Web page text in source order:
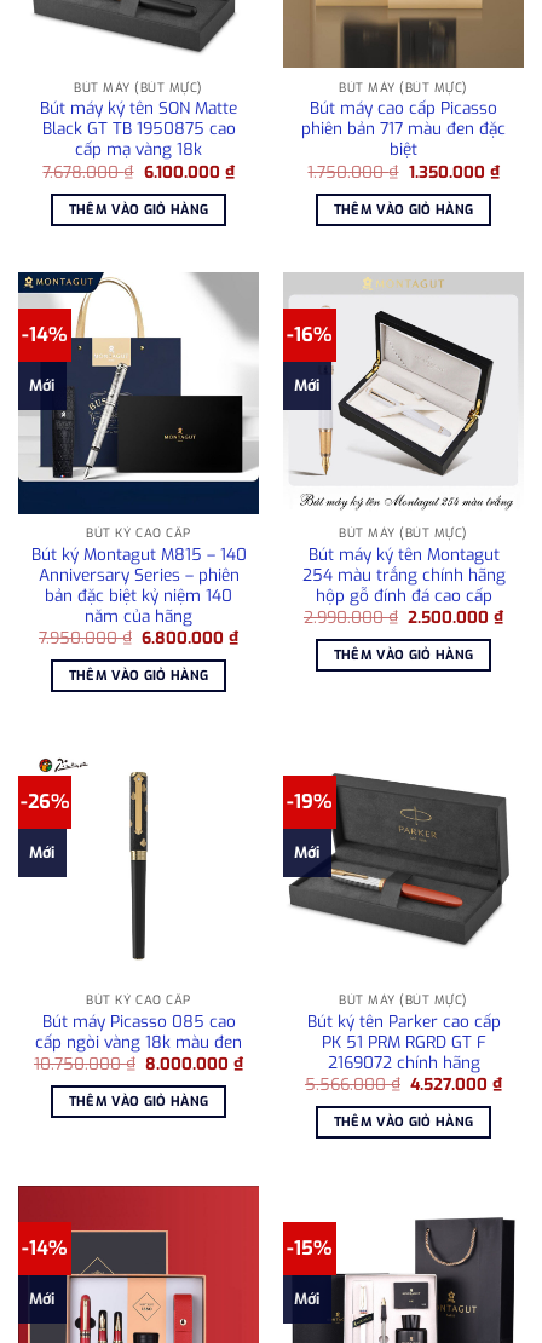
BÚT MÁY (BÚT MỰC)
Bút máy ký tên SON Matte
Black GT TB 1950875 cao
cấp mạ vàng 18k
7.678.000₫ Giá
là:
7.678.000 ₫.
6.100.000 ₫Giá
hiện
6.100.000 ₫.
THÊM VÀO GIỎ HÀNG
BÚT MÁY (BÚT MỰC)
Bút máy cao cấp Picasso
phiên bản 717 màu đen đặc
biệt
1.750.000₫ Giá
là:
1.750.000 ₫.
1.350.000 ₫Giá
hiện
THÊM VÀO GIỎ HÀNG
-14%
Mới
BÚT KÝ CAO CẤP
Bút ký Montagut M815 – 140
Anniversary Series – phiên
bản đặc biệt kỷ niệm 140
năm của hãng
7.950.000₫ Giá
là:
7.950.000 ₫.
6.800.000₫Giá
THÊM VÀO GIỎ HÀNG
-16%
Mới
BÚT MÁY (BÚT MỰC)
Bút máy ký tên Montagut
254 màu trắng chính hãng
hộp gỗ đính đá cao cấp
2.990.000₫ Giá
là:
2.990.000 ₫.
2.500.000₫Giá
THÊM VÀO GIỎ HÀNG
-26%
Mới
BÚT KÝ CAO CẤP
Bút máy Picasso 085 cao
cấp ngòi vàng 18k màu đen
10.750.000₫ Giá
là:
10.750.000 ₫.
8.000.000₫Giá
hiện
8.000.000 ₫.
THÊM VÀO GIỎ HÀNG
-19%
Mới
BÚT MÁY (BÚT MỰC)
Bút ký tên Parker cao cấp
PK 51 PRM RGRD GT F
2169072 chính hãng
5.566.000₫ Giá
là:
5.566.000 ₫.
4.527.000₫Giá
hiện
THÊM VÀO GIỎ HÀNG
-14%
Mới
-15%
Mới